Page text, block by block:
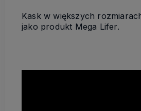
Kask w większych
jako produkt Mega Lifer.